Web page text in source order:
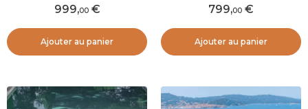
999,00
Ajouter au panier
799,00
Ajouter au panier